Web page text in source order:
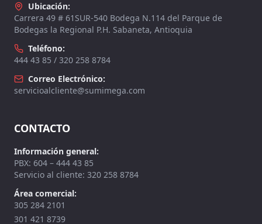
Ubicación:
Carrera 49 # 61SUR-540 Bodega N.114 del Parque de
Bodegas la Regional P.H. Sabaneta, Antioquia
Teléfono:
444 43 85 / 320 258 8784
Correo Electrónico:
servicioalcliente@sumimega.com
CONTACTO
Información general:
PBX: 604 – 444 43 85
Servicio al cliente: 320 258 8784
Área comercial:
305 284 2101
301 421 8739